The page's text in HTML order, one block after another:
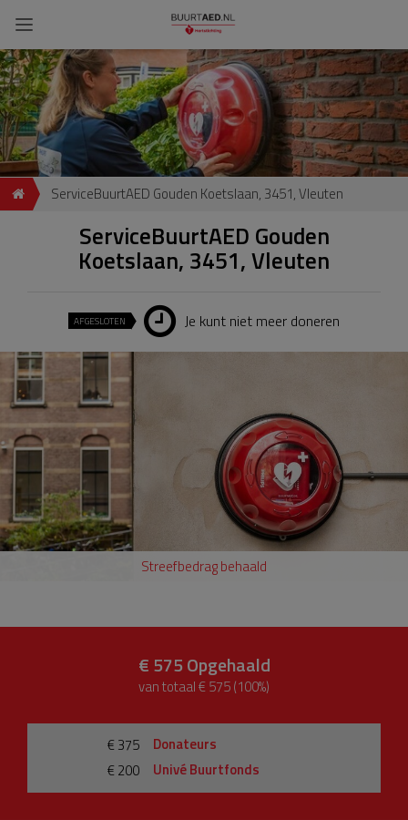
ServiceBuurtAED Gouden Koetslaan, 3451, Vleuten
ServiceBuurtAED Gouden
Koetslaan, 3451, Vleuten
AFGESLOTEN Je kunt niet meer doneren
Streefbedrag behaald
€ 575Opgehaald
van totaal € 575 (100%)
€ 375
Donateurs
€ 200
Univé Buurtfonds